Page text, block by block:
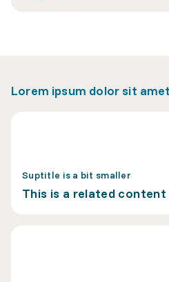
Lorem ipsum dolor sit amet
Suptitle is a bit smaller
This is a related